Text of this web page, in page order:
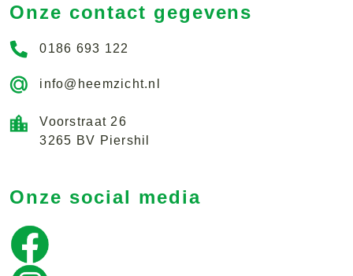
Onze contact gegevens
0186 693 122
info@heemzicht.nl
Voorstraat 26
3265 BV Piershil
Onze social media